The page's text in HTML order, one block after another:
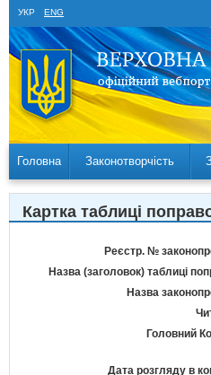
УКР ENG
Головна Законотворчість
Картка таблиці
Реєстр. №
Назва (заголовок) таблиці
Назва
Головний
Дата розгляду в